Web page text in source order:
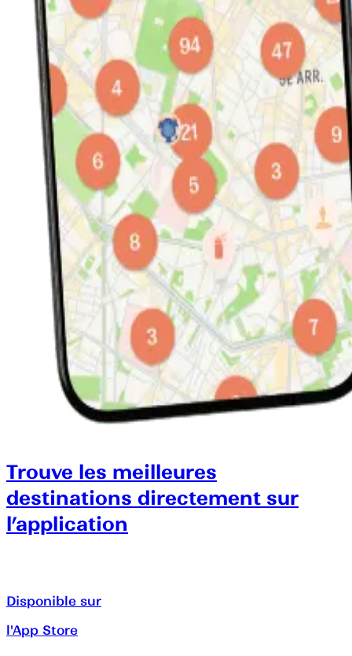
Trouve les meilleures
destinations directement sur
l’application
Disponible sur
l'App Store